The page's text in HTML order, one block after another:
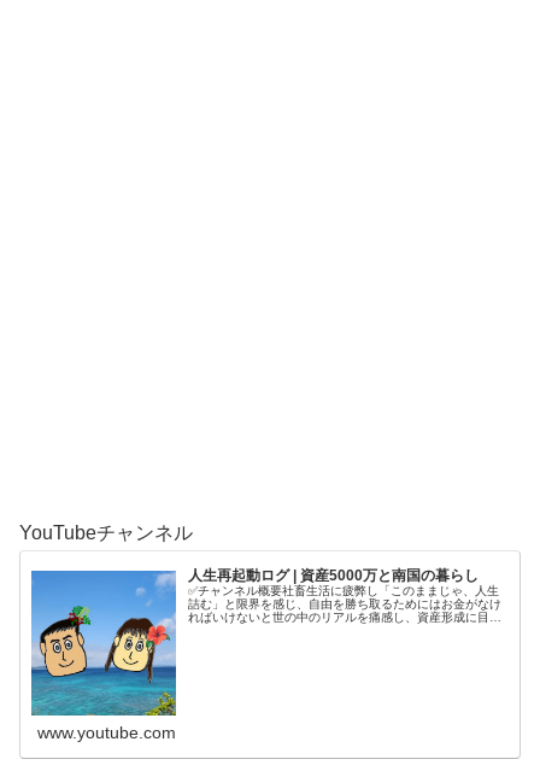
YouTubeチャンネル
人生再起動ログ | 資産5000万と南国の暮らし
✅チャンネル概要社畜生活に疲弊し「このままじゃ、人生
詰む」と限界を感じ、自由を勝ち取るためにはお金がなけ
ればいけないと世の中のリアルを痛感し、資産形成に目覚
www.youtube.com